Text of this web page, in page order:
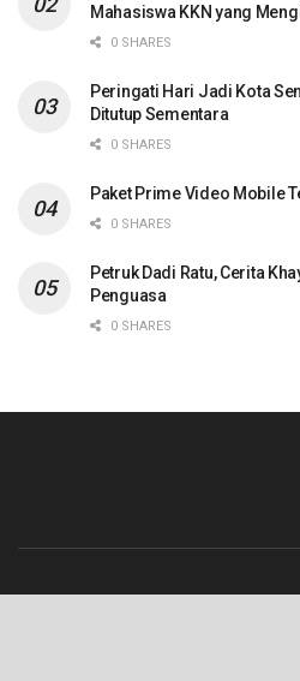
Mahasiswa KKN yang
0 SHARES
Peringati Hari Jadi Kota
Ditutup Sementara
0 SHARES
Paket Prime Video Mobile
0 SHARES
Petruk Dadi Ratu, Cerita
Penguasa
0 SHARES